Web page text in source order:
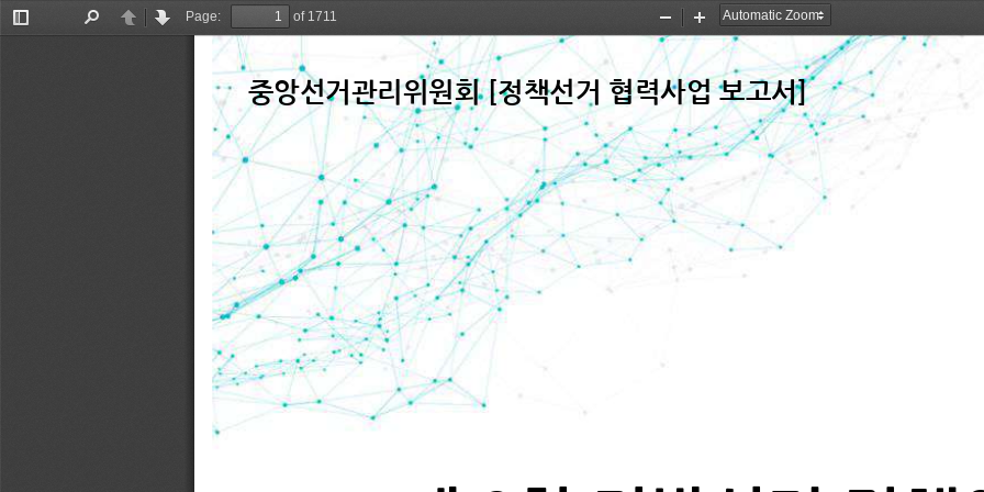
Toggle
PreviousNext
Page:
of 1711
Zoom
Out
Zoom
In
중앙선거관리위원회 [정책선거 협력사업 보고서]